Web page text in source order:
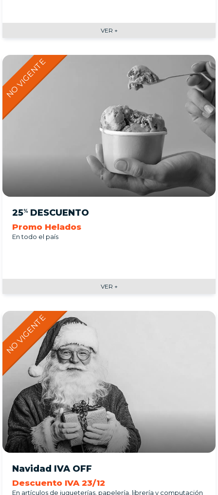
VER +
25% DESCUENTO
Promo Helados
En todo el país
VER +
Navidad IVA OFF
Descuento IVA 23/12
En artículos de jugueterías, papelería, librería y computación